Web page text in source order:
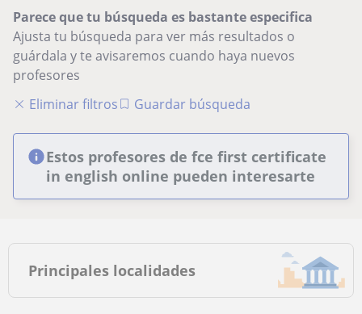
Parece que tu búsqueda es bastante especifica
Ajusta tu búsqueda para ver más resultados o
guárdala y te avisaremos cuando haya nuevos
profesores
Eliminar filtros
Guardar búsqueda
Estos profesores de fce first certificate
in english online pueden interesarte
Principales localidades